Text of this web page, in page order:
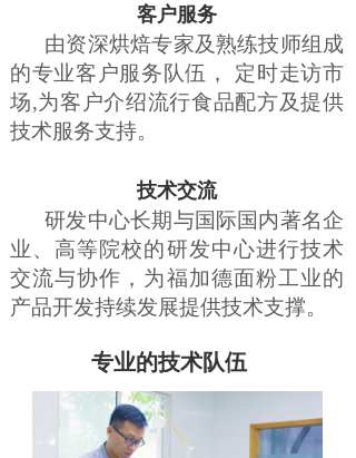
客户服务
由资深烘焙专家及熟练技师组成
的专业客户服务队伍， 定时走访市
场,为客户介绍流行食品配方及提供
技术服务支持。
技术交流
研发中心长期与国际国内著名企
业、高等院校的研发中心进行技术
交流与协作，为福加德面粉工业的
产品开发持续发展提供技术支撑。
专业的技术队伍